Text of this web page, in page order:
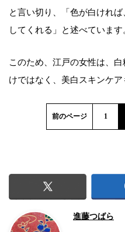
と言い切り、「色が白けれ
してくれる」と述べています
このため、江戸の女性は、
けではなく、美白スキンケア
前のページ 1
進藤つばら